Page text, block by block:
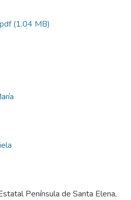
(1.04 MB)
Península de Santa Elena,